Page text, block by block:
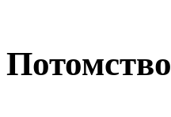
Потомство